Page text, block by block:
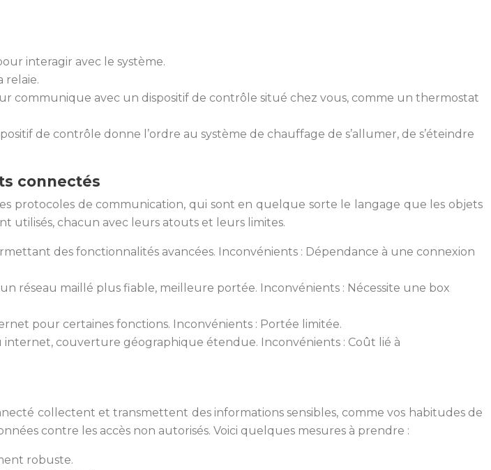
interagir avec le système.
relaie.
communique avec un dispositif de contrôle situé chez vous, comme un thermostat
de contrôle donne l’ordre au système de chauffage de s’allumer, de s’éteindre
connectés
protocoles de communication, qui sont en quelque sorte le langage que les objets
utilisés, chacun avec leurs atouts et leurs limites.
des fonctionnalités avancées. Inconvénients : Dépendance à une connexion
réseau maillé plus fiable, meilleure portée. Inconvénients : Nécessite une box
pour certaines fonctions. Inconvénients : Portée limitée.
internet, couverture géographique étendue. Inconvénients : Coût lié à
collectent et transmettent des informations sensibles, comme vos habitudes de
contre les accès non autorisés. Voici quelques mesures à prendre :
robuste.